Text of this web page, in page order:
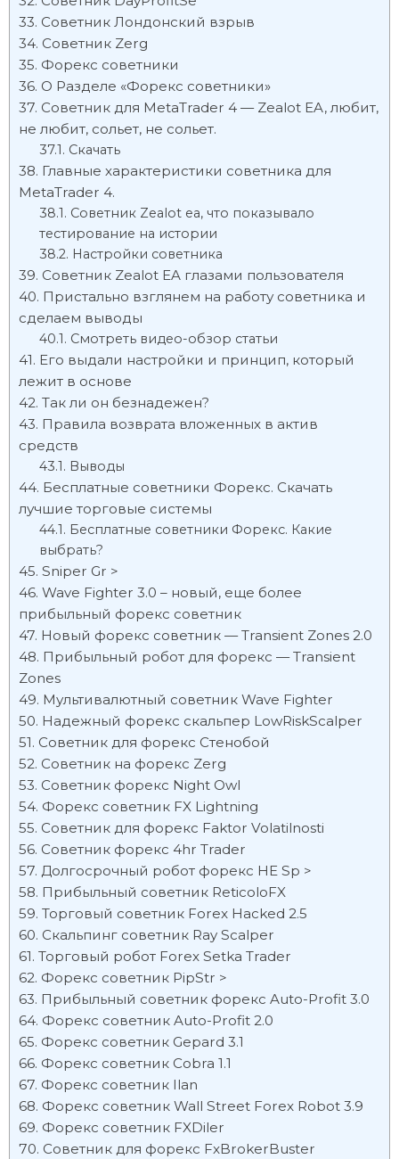
Cоветник Лондонский взрыв
Советник Zerg
Форекс советники
О Разделе «Форекс советники»
Советник для MetaTrader 4 — Zealot EA, любит,
не любит, сольет, не сольет.
Скачать
Главные характеристики советника для
MetaTrader 4.
Советник Zealot ea, что показывало
тестирование на истории
Настройки советника
Советник Zealot EA глазами пользователя
Пристально взглянем на работу советника и
сделаем выводы
Смотреть видео-обзор статьи
Его выдали настройки и принцип, который
лежит в основе
Так ли он безнадежен?
Правила возврата вложенных в актив
средств
Выводы
Бесплатные советники Форекс. Скачать
лучшие торговые системы
Бесплатные советники Форекс. Какие
выбрать?
Sniper Gr >
Wave Fighter 3.0 – новый, еще более
прибыльный форекс советник
Новый форекс советник — Transient Zones 2.0
Прибыльный робот для форекс — Transient
Zones
Мультивалютный советник Wave Fighter
Надежный форекс скальпер LowRiskScalper
Советник для форекс Стенобой
Советник на форекс Zerg
Советник форекс Night Owl
Форекс советник FX Lightning
Советник для форекс Faktor Volatilnosti
Советник форекс 4hr Trader
Долгосрочный робот форекс HE Sp >
Прибыльный советник ReticoloFX
Торговый советник Forex Hacked 2.5
Скальпинг советник Ray Scalper
Торговый робот Forex Setka Trader
Форекс советник PipStr >
Прибыльный советник форекс Auto-Profit 3.0
Форекс советник Auto-Profit 2.0
Форекс советник Gepard 3.1
Форекс советник Cobra 1.1
Форекс советник Ilan
Форекс советник Wall Street Forex Robot 3.9
Форекс советник FXDiler
Советник для форекс FxBrokerBuster